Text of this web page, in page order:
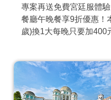
推薦景點
聯絡我們
專案再送免費宮廷服體
餐廳午晚餐享9折優惠！
歲)換1大每晚只要加400